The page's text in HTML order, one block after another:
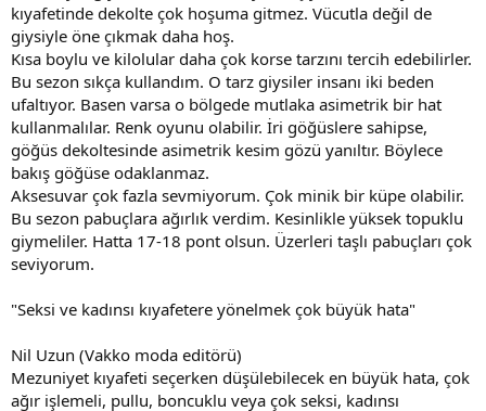
kıyafetinde dekolte çok hoşuma gitmez. Vücutla değil de
giysiyle öne çıkmak daha hoş.
Kısa boylu ve kilolular daha çok korse tarzını tercih edebilirler.
Bu sezon sıkça kullandım. O tarz giysiler insanı iki beden
ufaltıyor. Basen varsa o bölgede mutlaka asimetrik bir hat
kullanmalılar. Renk oyunu olabilir. İri göğüslere sahipse,
göğüs dekoltesinde asimetrik kesim gözü yanıltır. Böylece
bakış göğüse odaklanmaz.
Aksesuvar çok fazla sevmiyorum. Çok minik bir küpe olabilir.
Bu sezon pabuçlara ağırlık verdim. Kesinlikle yüksek topuklu
giymeliler. Hatta 17-18 pont olsun. Üzerleri taşlı pabuçları çok
seviyorum.
"Seksi ve kadınsı kıyafetere yönelmek çok büyük hata"
Nil Uzun (Vakko moda editörü)
Mezuniyet kıyafeti seçerken düşülebilecek en büyük hata, çok
ağır işlemeli, pullu, boncuklu veya çok seksi, kadınsı